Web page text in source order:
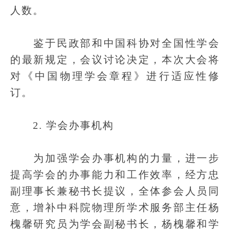
人数。
鉴于民政部和中国科协对全国性学会
的最新规定，会议讨论决定，本次大会将
对《中国物理学会章程》进行适应性修
订。
2. 学会办事机构
为加强学会办事机构的力量，进一步
提高学会的办事能力和工作效率，经方忠
副理事长兼秘书长提议，全体参会人员同
意，增补中科院物理所学术服务部主任杨
槐馨研究员为学会副秘书长，杨槐馨和学